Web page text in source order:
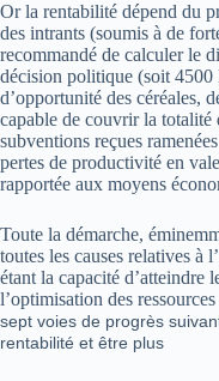
Or la rentabilité dépend du
des intrants (soumis à de
recommandé de calculer le
décision politique (soit
d’opportunité des céréales,
capable de couvrir la totalité
subventions reçues
pertes de productivité en
rapportée aux moyens
Toute la démarche,
toutes les causes relatives à
étant la capacité d’atteindre
l’optimisation des
sept voies de progrès
rentabilité et être plus